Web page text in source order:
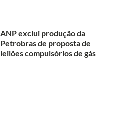
ANP exclui produção da
Petrobras de proposta de
leilões compulsórios de gás